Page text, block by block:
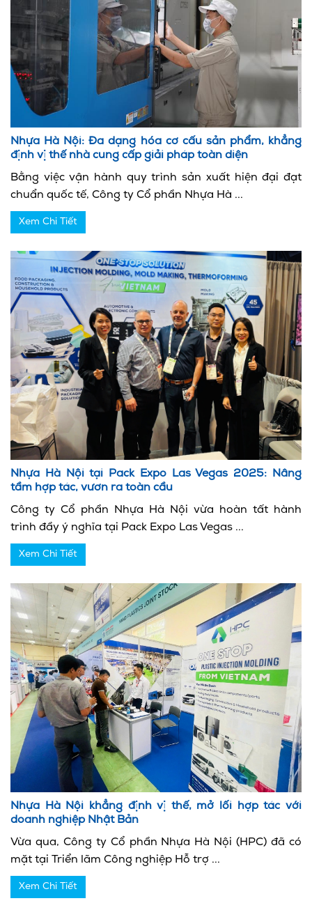
Nhựa Hà Nội: Đa dạng hóa cơ cấu sản phẩm, khẳng
định vị thế nhà cung cấp giải pháp toàn diện
Bằng việc vận hành quy trình sản xuất hiện đại đạt
chuẩn quốc tế, Công ty Cổ phần Nhựa Hà ...
Xem Chi Tiết
Nhựa Hà Nội tại Pack Expo Las Vegas 2025: Nâng
tầm hợp tác, vươn ra toàn cầu
Công ty Cổ phần Nhựa Hà Nội vừa hoàn tất hành
trình đầy ý nghĩa tại Pack Expo Las Vegas ...
Xem Chi Tiết
Nhựa Hà Nội khẳng định vị thế, mở lối hợp tác với
doanh nghiệp Nhật Bản
Vừa qua, Công ty Cổ phần Nhựa Hà Nội (HPC) đã có
mặt tại Triển lãm Công nghiệp Hỗ trợ ...
Xem Chi Tiết